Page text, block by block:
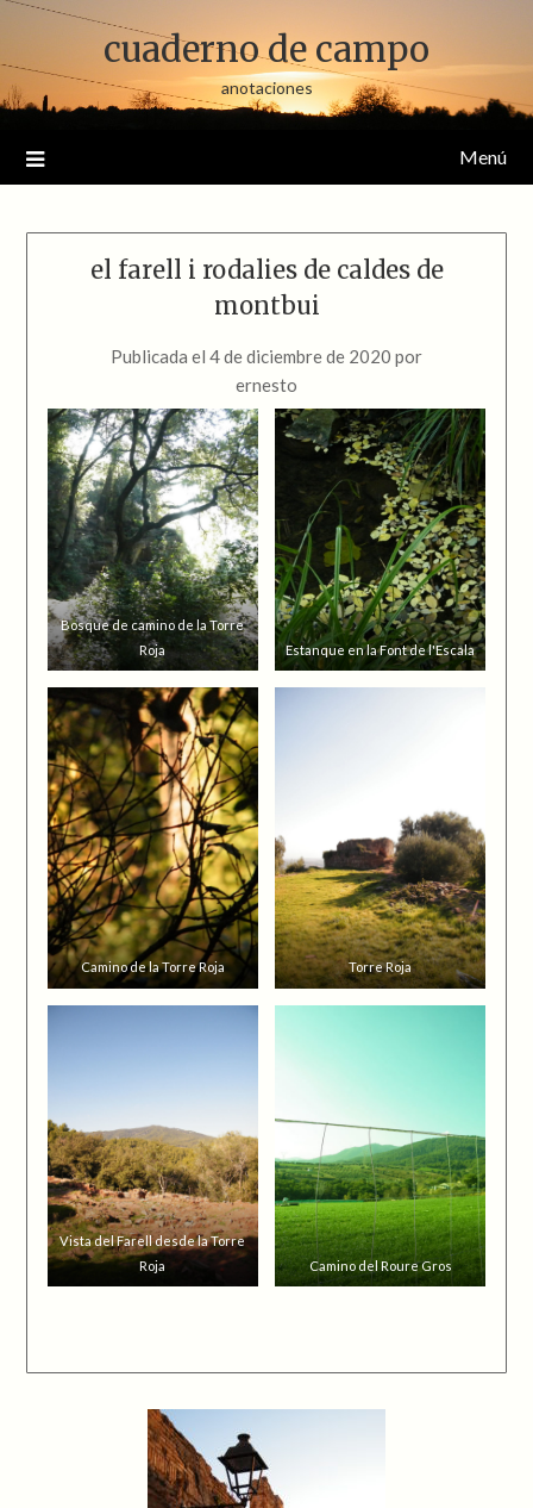
Saltar
contenido
cuaderno de campo
anotaciones
Menú
el farell i rodalies de caldes de
montbui
Publicada el 4 de diciembre de 2020 por
ernesto
Bosque de camino de la Torre
Roja
Estanque en la Font de l'Escala
Camino de la Torre Roja Torre Roja
Vista del Farell desde la Torre
Roja
Camino del Roure Gros